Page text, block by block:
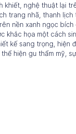
khiết, nghệ thuật lại
trang nhã, thanh
nền xanh ngọc
khắc họa một cách
kế sang trọng, hiện
hiện gu thẩm mỹ,